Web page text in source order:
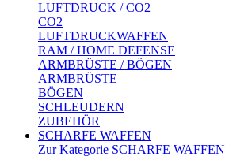
LUFTDRUCK / CO2
CO2
LUFTDRUCKWAFFEN
RAM / HOME DEFENSE
ARMBRÜSTE / BÖGEN
ARMBRÜSTE
BÖGEN
SCHLEUDERN
ZUBEHÖR
SCHARFE WAFFEN
Zur Kategorie SCHARFE WAFFEN